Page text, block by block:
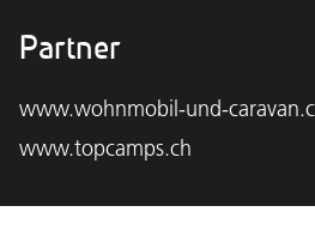
Partner
www.wohnmobil-und-
www.topcamps.ch